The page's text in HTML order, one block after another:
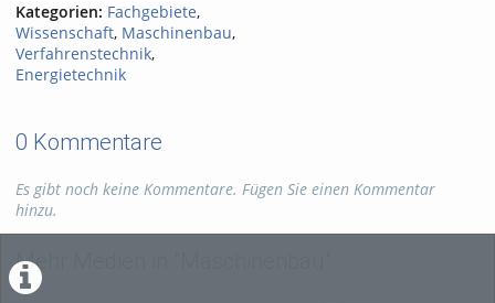
Kategorien: Fachgebiete,
Wissenschaft, Maschinenbau,
Verfahrenstechnik,
Energietechnik
0 Kommentare
Es gibt noch keine Kommentare. Fügen Sie einen Kommentar
hinzu.
Mehr Medien in "Maschinenbau"